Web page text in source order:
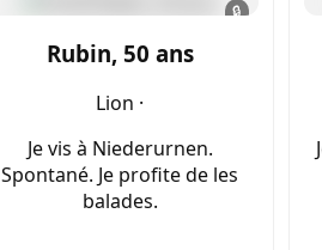
🔒
Rubin, 50 ans
Lion ·
Je vis à Niederurnen.
Spontané. Je profite de les
balades.